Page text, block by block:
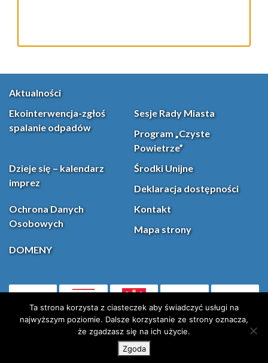
Aktualności
Ekointerwencja-zgłoś
spalanie odpadów
Sesje Rady Miasta
Program „Czyste
Powietrze”
Dzieje się – kalendarz
imprez
Środki Unijne
Deklaracja dostępności
Ochrona Danych
Osobowych
Kontakt
Mapa strony
DOMENY
(otwiera się w nowej karcie)Facebook
X (Twitter)
Ta strona korzysta z ciasteczek aby świadczyć usługi na
najwyższym poziomie. Dalsze korzystanie ze strony oznacza,
że zgadzasz się na ich użycie.
Zgoda